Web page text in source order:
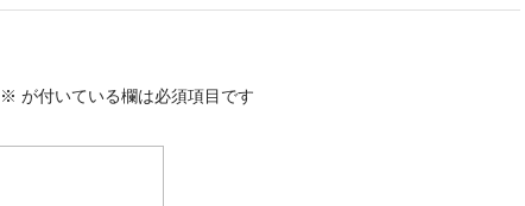
※ が付いている欄は必須項目です